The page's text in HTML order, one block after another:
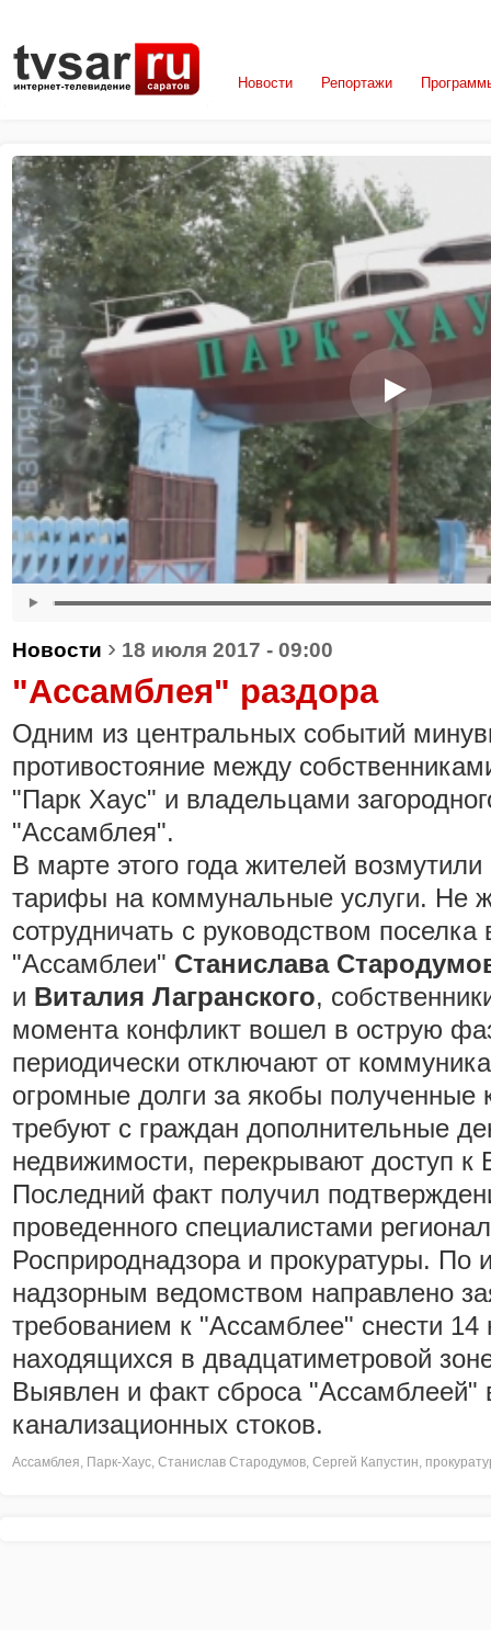
Новости Репортажи
Новости › 18 июля 2017 - 09:00
"Ассамблея" раздора
Одним из центральных событий
противостояние между
"Парк Хаус" и владельцами
"Ассамблея".
В марте этого года жителей
тарифы на коммунальные услуги. Не
сотрудничать с руководством
"Ассамблеи" Станислава
и Виталия Лагранского,
момента конфликт вошел в острую
периодически отключают от
огромные долги за якобы полученные
требуют с граждан дополнительные
недвижимости, перекрывают доступ к
Последний факт получил
проведенного специалистами
Росприроднадзора и прокуратуры. По
надзорным ведомством направлено
требованием к "Ассамблее" снести 14
находящихся в двадцатиметровой
Выявлен и факт сброса "Ассамблеей"
канализационных стоков.
Ассамблея, Парк-Хаус, Станислав Стародумов, Сергей Капустин,